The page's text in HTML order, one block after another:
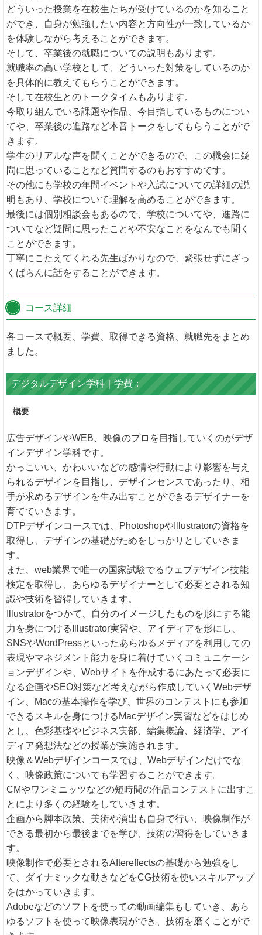
どういった授業を在校生たちが受けているのかを知ること
ができ、自身が勉強したい内容と方向性が一致しているか
を体験しながら考えることができます。
そして、卒業後の就職についての説明もあります。
就職率の高い学校として、どういった対策をしているのか
を具体的に教えてもらうことができます。
そして在校生とのトークタイムもあります。
今取り組んでいる課題や作品、今目指しているものについ
てや、卒業後の進路など本音トークをしてもらうことがで
きます。
学生のリアルな声を聞くことができるので、この機会に疑
問に思っていることなど質問するのもおすすめです。
その他にも学校の年間イベントや入試についての詳細の説
明もあり、学校について理解を高めることができます。
最後には個別相談会もあるので、学校についてや、進路に
ついてなど疑問に思ったことや不安なことをなんでも聞く
ことができます。
丁寧にこたえてくれる先生ばかりなので、緊張せずにざっ
くばらんに話をすることができます。
コース詳細
各コースで概要、学費、取得できる資格、就職先をまとめ
ました。
デジタルデザイン学科｜学費：
概要
広告デザインやWEB、映像のプロを目指していくのがデザ
インデザイン学科です。
かっこいい、かわいいなどの感情や行動により影響を与え
られるデザインを目指し、デザインセンスであったり、相
手が求めるデザインを生み出すことができるデザイナーを
育てていきます。
DTPデザインコースでは、PhotoshopやIllustratorの資格を
取得し、デザインの基礎がためをしっかりとしていきま
す。
また、web業界で唯一の国家試験でるウェブデザイン技能
検定を取得し、あらゆるデザイナーとして必要とされる知
識や技術を習得していきます。
Illustratorをつかて、自分のイメージしたものを形にする能
力を身につけるIllustrator実習や、アイディアを形にし、
SNSやWordPressといったあらゆるメディアを利用しての
表現やマネジメント能力を身に着けていくコミュニケーシ
ョンデザインや、Webサイトを作成するにあたって必要に
なる企画やSEO対策など考えながら作成していくWebデザ
イン、Macの基本操作を学び、世界のコンテストにも参加
できるスキルを身につけるMacデザイン実習などをはじめ
とし、色彩基礎やビジネス実部、編集概論、経済学、アイ
ディア発想法などの授業が実施されます。
映像＆Webデザインコースでは、Webデザインだけでな
く、映像政策についても学習することができます。
CMやワンミニッツなどの短時間の作品コンテストに出すこ
とにより多くの経験をしていきます。
企画から脚本政策、美術や演出も自身で行い、映像制作が
できる最初から最後までを学び、技術の習得をしていきま
す。
映像制作で必要とされるAftereffectsの基礎から勉強をし
て、ダイナミックな動きなどをCG技術を使いスキルアップ
をはかっていきます。
Adobeなどのソフトを使っての動画編集もしていき、あら
ゆるソフトを使って映像表現ができ、技術を磨くことがで